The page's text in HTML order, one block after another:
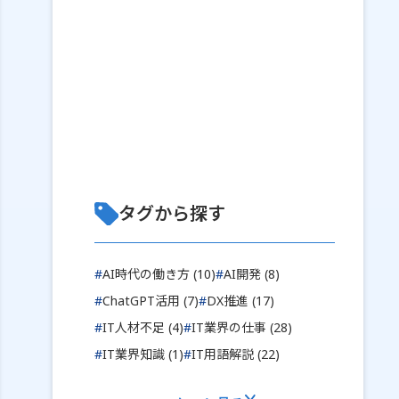
タグから探す
#AI時代の働き方 (10)#AI開発 (8)
#ChatGPT活用 (7)#DX推進 (17)
#IT人材不足 (4)#IT業界の仕事 (28)
#IT業界知識 (1)#IT用語解説 (22)